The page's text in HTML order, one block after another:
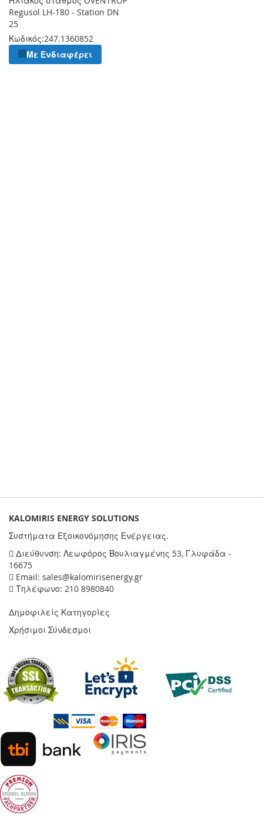
Regusol LH-180 - Station DN
25
Κωδικός:247.1360852
Με Ενδιαφέρει
KALOMIRIS ENERGY SOLUTIONS
Συστήματα Εξοικονόμησης Ενέργειας.
Διεύθυνση: Λεωφόρος Βουλιαγμένης 53, Γλυφάδα -
16675
Email: sales@kalomirisenergy.gr
Τηλέφωνο: 210 8980840
Δημοφιλείς Κατηγορίες
Χρήσιμοι Σύνδεσμοι